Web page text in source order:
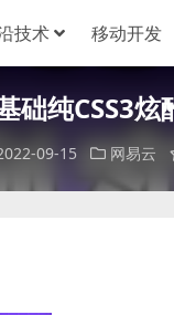
技术 移动开发
础纯CSS3
09-15 网易云